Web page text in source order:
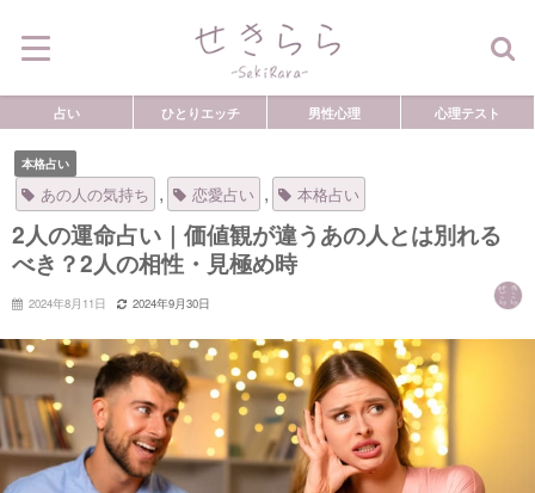
占い ひとりエッチ 男性心理 心理テスト
本格占い
あの人の気持ち , 恋愛占い , 本格占い
2人の運命占い｜価値観が違うあの人とは別れる
べき？2人の相性・見極め時
2024年8月11日 2024年9月30日